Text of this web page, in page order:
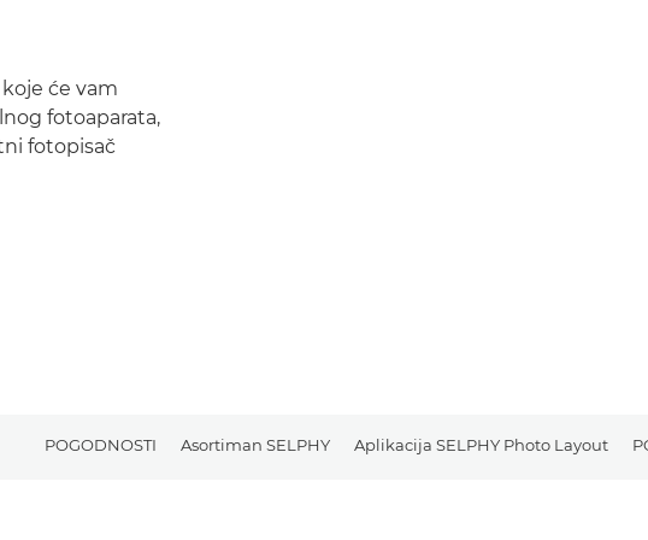
će vam
fotoaparata,
fotopisač
POGODNOSTI Asortiman SELPHY Aplikacija SELPHY Photo Layout